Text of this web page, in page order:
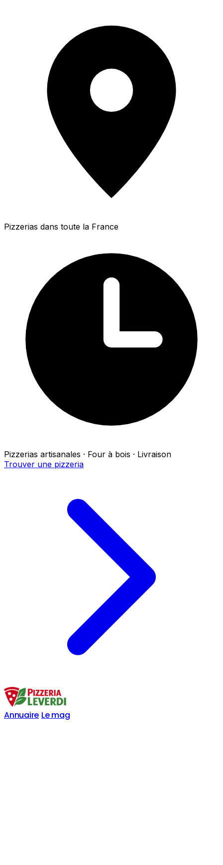
Pizzerias dans toute la France
Pizzerias artisanales · Four à bois · Livraison
Trouver une pizzeria
Annuaire Le mag